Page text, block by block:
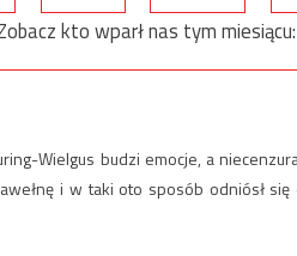
kto wparł nas tym miesiącu:
Wielgus budzi emocje, a
i w taki oto sposób odniósł się